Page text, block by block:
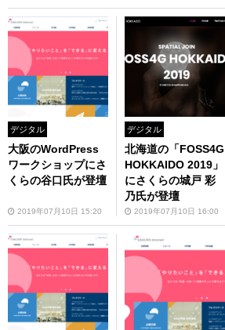
デジタル
大阪のWordPress
ワークショップにさ
くらの谷口氏が登壇
2019年07月10日 15:20
デジタル
北海道の「FOSS4G
HOKKAIDO 2019」
にさくらの城戸 彩
乃氏が登壇
2019年07月10日 16:00